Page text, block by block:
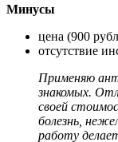
Минусы
цена (900
отсутствие
Применяю
знакомых.
своей
болезнь,
работу